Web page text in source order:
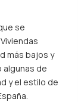
se
más bajos y
algunas de
y el estilo de